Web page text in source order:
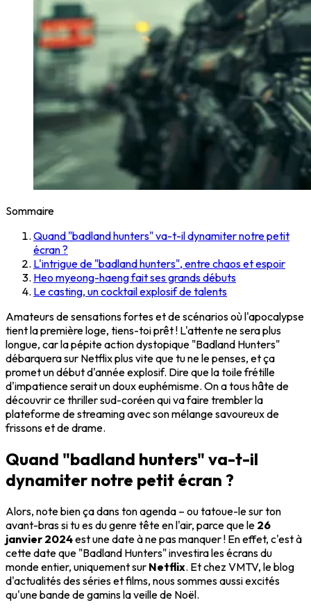
Sommaire
Quand "badland hunters" va-t-il dynamiter notre petit
écran ?
L'intrigue de "badland hunters", entre chaos et espoir
Heo myeong-haeng fait ses grands débuts
Le casting, un cocktail explosif de talents
Amateurs de sensations fortes et de scénarios où l'apocalypse
tient la première loge, tiens-toi prêt ! L'attente ne sera plus
longue, car la pépite action dystopique "Badland Hunters"
débarquera sur Netflix plus vite que tu ne le penses, et ça
promet un début d'année explosif. Dire que la toile frétille
d'impatience serait un doux euphémisme. On a tous hâte de
découvrir ce thriller sud-coréen qui va faire trembler la
plateforme de streaming avec son mélange savoureux de
frissons et de drame.
Quand "badland hunters" va-t-il
dynamiter notre petit écran ?
Alors, note bien ça dans ton agenda – ou tatoue-le sur ton
avant-bras si tu es du genre tête en l'air, parce que le 26
janvier 2024est une date à ne pas manquer ! En effet, c'est à
cette date que "Badland Hunters" investira les écrans du
monde entier, uniquement sur Netflix. Et chez VMTV, le blog
d'actualités des séries et films, nous sommes aussi excités
qu'une bande de gamins la veille de Noël.